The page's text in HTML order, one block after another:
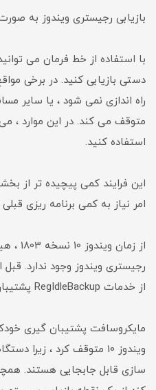
بازیابی رجیستری ویندوز به
با استفاده از خط فرمان می
راه اندازی نمی شود ، یا سایر
متوقف می کند. در این موارد ، می
استفاده کنید.
این فرایند کمی پیچیده تر از
امر نیاز به کمی برنامه ریزی قبلی
از
از خدمات RegIdleBackup پشتیبان گیری می کرد.
مایکروسافت پشتیبان گیری
ویندوز 10 متوقف کرد ،
سازی قابل جابجایی هستند.